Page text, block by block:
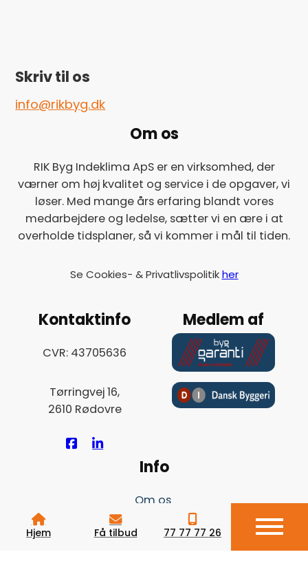
Hjem Få tilbud 77 77 77 26
Skriv til os
info@rikbyg.dk
Om os
RIK Byg Indeklima ApS er en virksomhed, der
værner om høj kvalitet og service i de opgaver, vi
løser. Med mange års erfaring blandt vores
medarbejdere og ledelse, sætter vi en ære i at
overholde tidsplaner, så vi kommer i mål til tiden.
Se Cookies- & Privatlivspolitikher
Info
Om os
Renovering
Indeklima
Kontaktinfo
CVR: 43705636
Tørringvej 16,
2610 Rødovre
Medlem af